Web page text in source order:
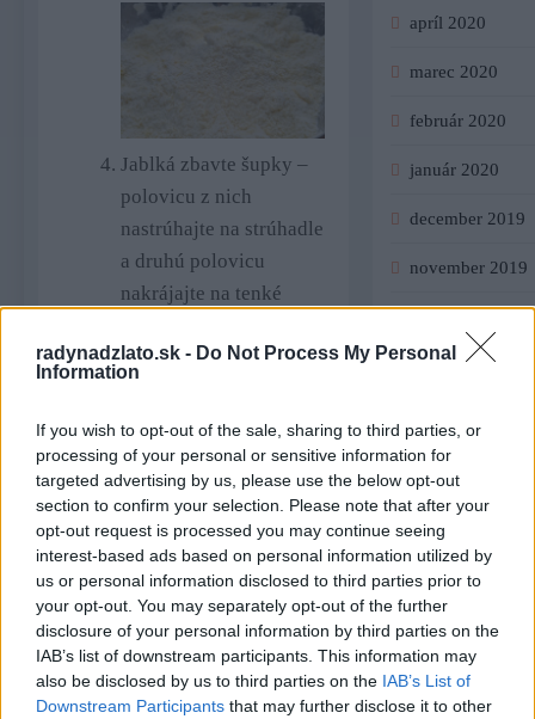
radynadzlato.sk - Do Not Process My Personal
Information
If you wish to opt-out of the sale, sharing to third parties, or
processing of your personal or sensitive information for
targeted advertising by us, please use the below opt-out
section to confirm your selection. Please note that after your
opt-out request is processed you may continue seeing
interest-based ads based on personal information utilized by
us or personal information disclosed to third parties prior to
your opt-out. You may separately opt-out of the further
disclosure of your personal information by third parties on the
IAB’s list of downstream participants. This information may
also be disclosed by us to third parties on the IAB’s List of
Downstream Participants that may further disclose it to other
Jablká zbavte šupky –
polovicu z nich
nastrúhajte na strúhadle
a druhú polovicu
nakrájajte na tenké
kúsky.
Takto pripravené jablká
pridajte k múke, dobre
premiešajte. Postupne
prilievajte mlieko po 1
PL a vymieste si mäkké
cesto.
apríl 2020
marec 2020
február 2020
január 2020
december 2019
november 2019
august 2019
jún 2019
máj 2019
apríl 2019
marec 2019
február 2019
január 2019